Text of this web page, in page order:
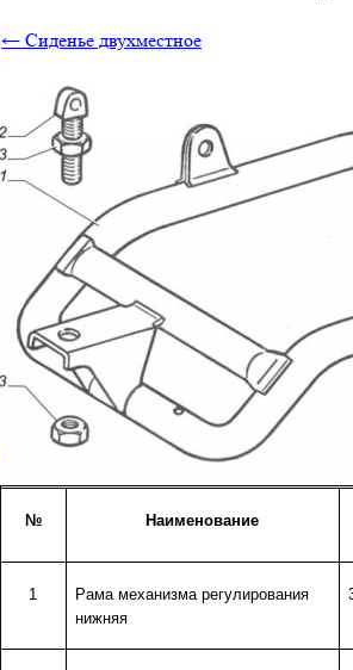
← Сиденье двухместное
№ Наименование
1
Рама механизма регулирования
нижняя